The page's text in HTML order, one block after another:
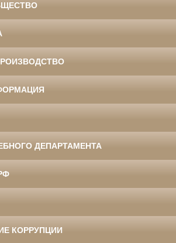
ДЕПАРТАМЕНТА
КОРРУПЦИИ